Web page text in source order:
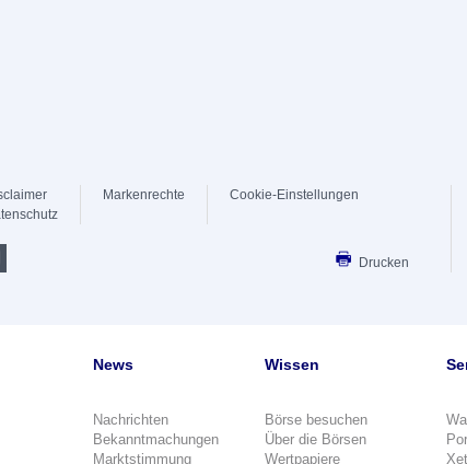
Markenrechte Cookie-Einstellungen
Drucken
News
Nachrichten
Bekanntmachungen
Marktstimmung
Wissen
Börse besuchen
Über die Börsen
Wertpapiere